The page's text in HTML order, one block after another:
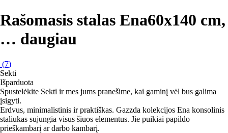
Rašomasis stalas Ena60x140 cm,
… daugiau
(7)
Sekti
Išparduota
Spustelėkite Sekti ir mes jums pranešime, kai gaminį vėl bus galima
įsigyti.
Erdvus, minimalistinis ir praktiškas. Gazzda kolekcijos Ena konsolinis
staliukas sujungia visus šiuos elementus. Jie puikiai papildo
prieškambarį ar darbo kambarį.